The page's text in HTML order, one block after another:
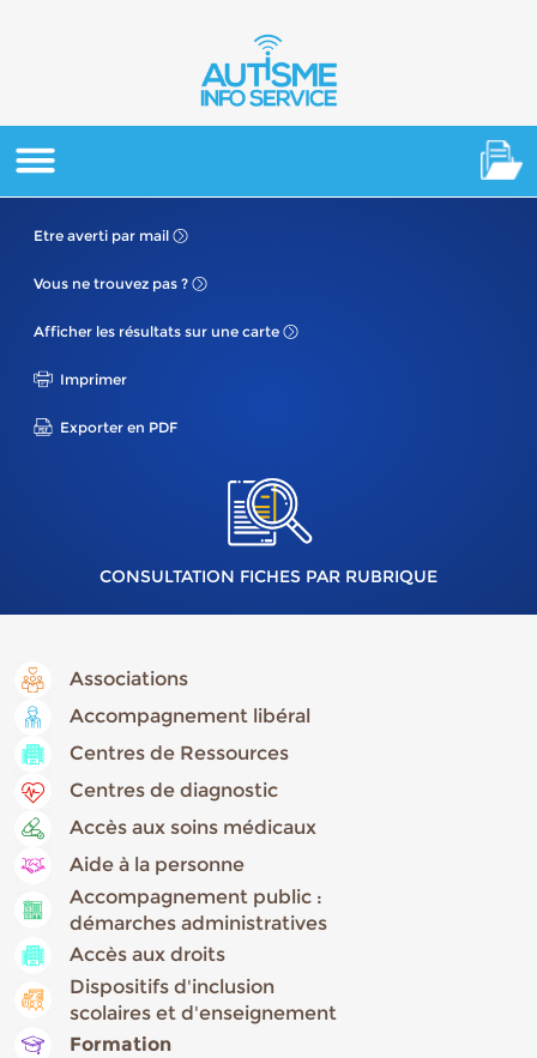
Etre averti par mail
Vous ne trouvez pas ?
Afficher les résultats sur une carte
Imprimer
Exporter en PDF
CONSULTATION FICHES PAR RUBRIQUE
Associations
Accompagnement libéral
Centres de Ressources
Centres de diagnostic
Accès aux soins médicaux
Aide à la personne
Accompagnement public :
démarches administratives
Accès aux droits
Dispositifs d'inclusion
scolaires et d'enseignement
Formation